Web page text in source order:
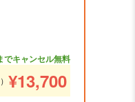
でキャンセル無料
¥13,700